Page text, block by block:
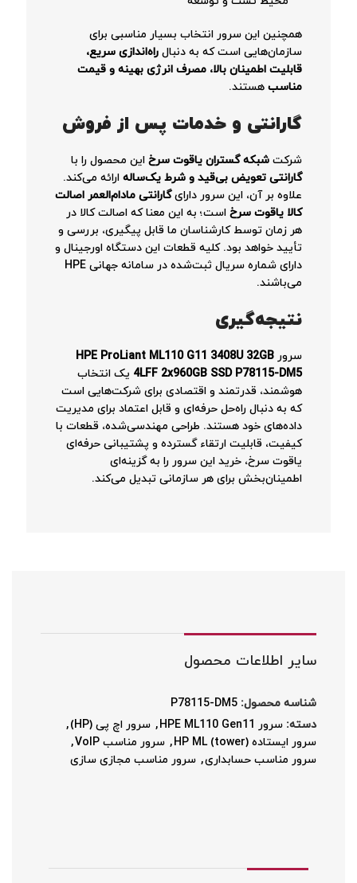
همچنین این سرور انتخاب بسیار مناسبی برای
سازمان‌هایی است که به دنبال راه‌اندازی سریع،
قابلیت اطمینان بالا، مصرف انرژی بهینه و قیمت
مناسب هستند.
گارانتی و خدمات پس از فروش
شرکت شبکه گستران یاقوت سرخ این محصول را با
گارانتی تعویض بی‌قید و شرط یک‌ساله ارائه می‌کند.
علاوه بر آن، این سرور دارایگارانتی مادام‌العمر اصالت
کالا یاقوت سرخ است؛ به این معنا که اصالت کالا در
هر زمان توسط کارشناسان ما قابل پیگیری، بررسی و
تأیید خواهد بود. کلیه قطعات این دستگاه اورجینال و
دارای شماره سریال ثبت‌شده در سامانه جهانی HPE
می‌باشند.
نتیجه‌گیری
سرور HPE ProLiant ML110 G11 3408U 32GB
4LFF 2x960GB SSD P78115-DM5 یک انتخاب
هوشمند، قدرتمند و اقتصادی برای شرکت‌هایی است
که به دنبال راه‌حل حرفه‌ای و قابل اعتماد برای مدیریت
داده‌های خود هستند. طراحی مهندسی‌شده، قطعات با
کیفیت، قابلیت ارتقاء گسترده و پشتیبانی حرفه‌ای
یاقوت سرخ، خرید این سرور را به گزینه‌ای
اطمینان‌بخش برای هر سازمانی تبدیل می‌کند.
سایر اطلاعات محصول
شناسه محصول: P78115-DM5
دسته: سرور HPE ML110 Gen11 , سرور اچ پی (HP)
,
سرور ایستاده HP ML (tower)
, سرور مناسب VoIP
,
سرور مناسب حسابداری, سرور مناسب مجازی سازی